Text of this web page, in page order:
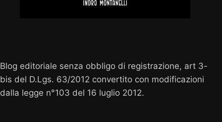
Blog editoriale senza obbligo di registrazione, art 3-
bis del D.Lgs. 63/2012 convertito con modificazioni
dalla legge n°103 del 16 luglio 2012.